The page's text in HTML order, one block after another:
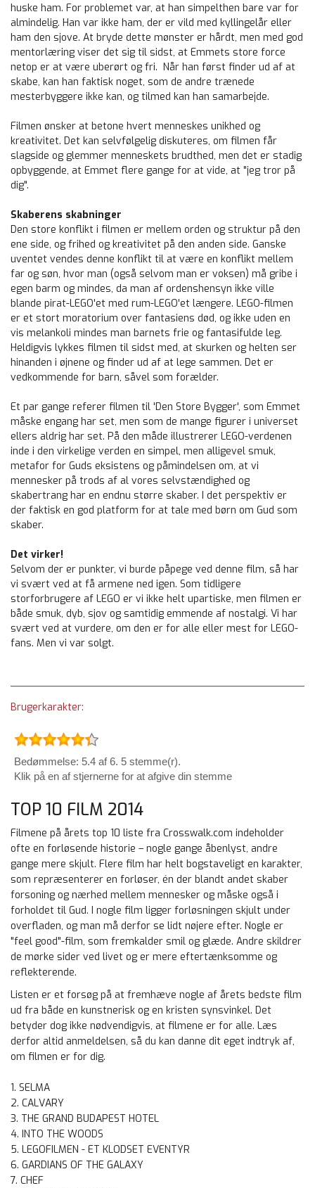
huske ham. For problemet var, at han simpelthen bare var for
almindelig. Han var ikke ham, der er vild med kyllingelår eller
ham den sjove. At bryde dette mønster er hårdt, men med god
mentorlæring viser det sig til sidst, at Emmets store force
netop er at være uberørt og fri. Når han først finder ud af at
skabe, kan han faktisk noget, som de andre trænede
mesterbyggere ikke kan, og tilmed kan han samarbejde.
Filmen ønsker at betone hvert menneskes unikhed og
kreativitet. Det kan selvfølgelig diskuteres, om filmen får
slagside og glemmer menneskets brudthed, men det er stadig
opbyggende, at Emmet flere gange for at vide, at "jeg tror på
dig".
Skaberens skabninger
Den store konflikt i filmen er mellem orden og struktur på den
ene side, og frihed og kreativitet på den anden side. Ganske
uventet vendes denne konflikt til at være en konflikt mellem
far og søn, hvor man (også selvom man er voksen) må gribe i
egen barm og mindes, da man af ordenshensyn ikke ville
blande pirat-LEGO'et med rum-LEGO'et længere. LEGO-filmen
er et stort moratorium over fantasiens død, og ikke uden en
vis melankoli mindes man barnets frie og fantasifulde leg.
Heldigvis lykkes filmen til sidst med, at skurken og helten ser
hinanden i øjnene og finder ud af at lege sammen. Det er
vedkommende for barn, såvel som forælder.
Et par gange referer filmen til 'Den Store Bygger', som Emmet
måske engang har set, men som de mange figurer i universet
ellers aldrig har set. På den måde illustrerer LEGO-verdenen
inde i den virkelige verden en simpel, men alligevel smuk,
metafor for Guds eksistens og påmindelsen om, at vi
mennesker på trods af al vores selvstændighed og
skabertrang har en endnu større skaber. I det perspektiv er
der faktisk en god platform for at tale med børn om Gud som
skaber.
Det virker!
Selvom der er punkter, vi burde påpege ved denne film, så har
vi svært ved at få armene ned igen. Som tidligere
storforbrugere af LEGO er vi ikke helt upartiske, men filmen er
både smuk, dyb, sjov og samtidig emmende af nostalgi. Vi har
svært ved at vurdere, om den er for alle eller mest for LEGO-
fans. Men vi var solgt.
Brugerkarakter:
Bedømmelse: 5.4 af 6. 5 stemme(r).
Klik på en af stjernerne for at afgive din stemme
TOP 10 FILM 2014
Filmene på årets top 10 liste fra Crosswalk.com indeholder
ofte en forløsende historie – nogle gange åbenlyst, andre
gange mere skjult. Flere film har helt bogstaveligt en karakter,
som repræsenterer en forløser, én der blandt andet skaber
forsoning og nærhed mellem mennesker og måske også i
forholdet til Gud. I nogle film ligger forløsningen skjult under
overfladen, og man må derfor se lidt nøjere efter. Nogle er
"feel good"-film, som fremkalder smil og glæde. Andre skildrer
de mørke sider ved livet og er mere eftertænksomme og
reflekterende.
Listen er et forsøg på at fremhæve nogle af årets bedste film
ud fra både en kunstnerisk og en kristen synsvinkel. Det
betyder dog ikke nødvendigvis, at filmene er for alle. Læs
derfor altid anmeldelsen, så du kan danne dit eget indtryk af,
om filmen er for dig.
1. SELMA
2. CALVARY
3. THE GRAND BUDAPEST HOTEL
4. INTO THE WOODS
5. LEGOFILMEN - ET KLODSET EVENTYR
6. GARDIANS OF THE GALAXY
7. CHEF